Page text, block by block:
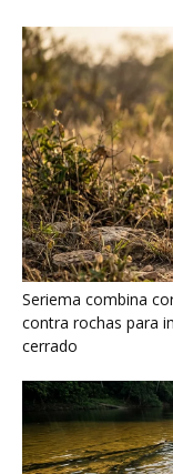
Ariranha sincroniza
e cerca cardumes